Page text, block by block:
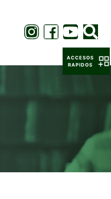
ACCESOS
RAPIDOS